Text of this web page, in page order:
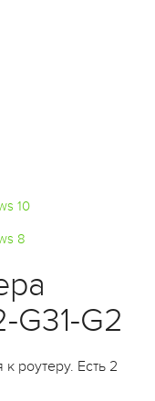
10
8
G31-G2
роутеру. Есть 2